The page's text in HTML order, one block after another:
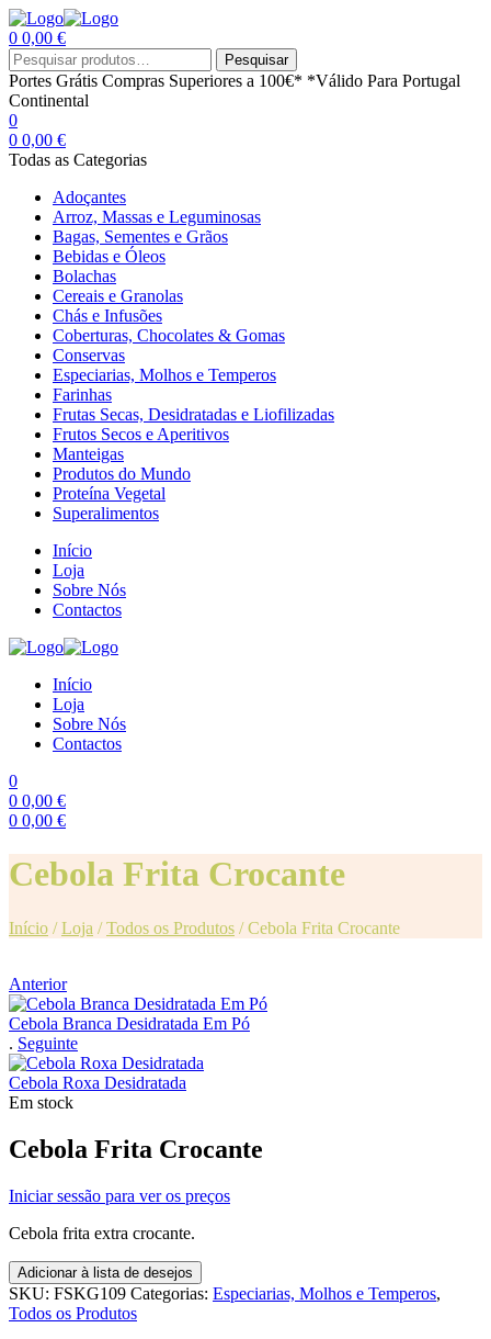
0 0,00 €
Menu
Procurar
por:
Pesquisar
Portes Grátis Compras Superiores a 100€* *Válido Para Portugal
Continental
0
0 0,00 €
Todas as Categorias
Adoçantes
Arroz, Massas e Leguminosas
Bagas, Sementes e Grãos
Bebidas e Óleos
Bolachas
Cereais e Granolas
Chás e Infusões
Coberturas, Chocolates & Gomas
Conservas
Especiarias, Molhos e Temperos
Farinhas
Frutas Secas, Desidratadas e Liofilizadas
Frutos Secos e Aperitivos
Manteigas
Produtos do Mundo
Proteína Vegetal
Superalimentos
Início
Loja
Sobre Nós
Contactos
Início
Loja
Sobre Nós
Contactos
0
0 0,00 €
0 0,00 €
Cebola Frita Crocante
Início /Loja /Todos os Produtos /Cebola Frita Crocante
Anterior
Cebola Branca Desidratada Em Pó
. Seguinte
Cebola Roxa Desidratada
Em stock
Cebola Frita Crocante
Iniciar sessão para ver os preços
Cebola frita extra crocante.
Adicionar à lista de desejos
SKU: FSKG109 Categorias: Especiarias, Molhos e Temperos,
Todos os Produtos